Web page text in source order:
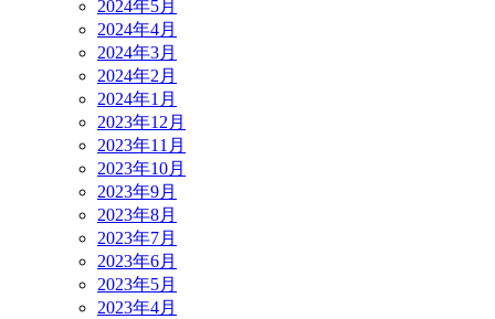
2024年5月
2024年4月
2024年3月
2024年2月
2024年1月
2023年12月
2023年11月
2023年10月
2023年9月
2023年8月
2023年7月
2023年6月
2023年5月
2023年4月